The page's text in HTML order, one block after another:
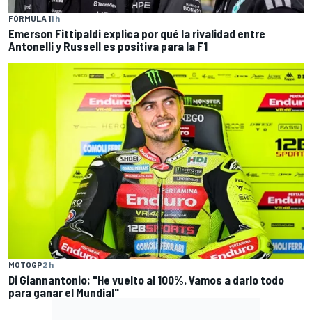
FÓRMULA 11 h
Emerson Fittipaldi explica por qué la rivalidad entre
Antonelli y Russell es positiva para la F1
MOTOGP2 h
Di Giannantonio: "He vuelto al 100%. Vamos a darlo todo
para ganar el Mundial"